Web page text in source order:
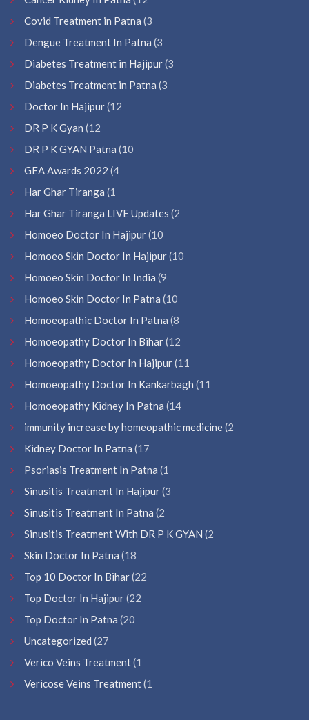
Covid Treatment in Patna (3
Dengue Treatment In Patna (3
Diabetes Treatment in Hajipur(3
Diabetes Treatment in Patna (3
Doctor In Hajipur(12
DR P K Gyan (12
DR P K GYAN Patna (10
GEA Awards 2022 (4
Har Ghar Tiranga (1
Har Ghar Tiranga LIVE Updates (2
Homoeo Doctor In Hajipur(10
Homoeo Skin Doctor In Hajipur(10
Homoeo Skin Doctor In India (9
Homoeo Skin Doctor In Patna (10
Homoeopathic Doctor In Patna (8
Homoeopathy Doctor In Bihar(12
Homoeopathy Doctor In Hajipur(11
Homoeopathy Doctor In Kankarbagh (11
Homoeopathy Kidney In Patna (14
immunity increase by homeopathic medicine(2
Kidney Doctor In Patna (17
Psoriasis Treatment In Patna (1
Sinusitis Treatment In Hajipur(3
Sinusitis Treatment In Patna (2
Sinusitis Treatment With DR P K GYAN (2
Skin Doctor In Patna (18
Top 10 Doctor In Bihar(22
Top Doctor In Hajipur(22
Top Doctor In Patna (20
Uncategorized (27
Verico Veins Treatment(1
Vericose Veins Treatment(1